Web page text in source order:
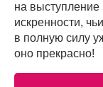
на выступление
искренности,
в полную силу
оно прекрасно!